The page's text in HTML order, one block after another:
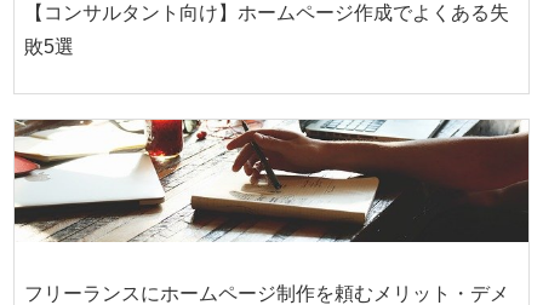
【コンサルタント向け】ホームページ作成でよくある失
敗5選
フリーランスにホームページ制作を頼むメリット・デメ